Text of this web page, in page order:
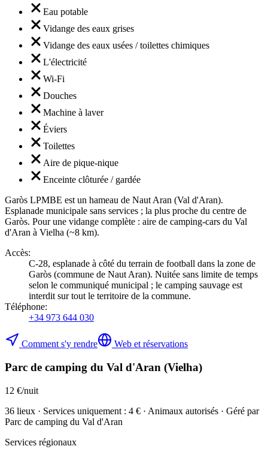
Eau potable
Vidange des eaux grises
Vidange des eaux usées / toilettes chimiques
L'électricité
Wi-Fi
Douches
Machine à laver
Éviers
Toilettes
Aire de pique-nique
Enceinte clôturée / gardée
Garòs LPMBE est un hameau de Naut Aran (Val d'Aran).
Esplanade municipale sans services ; la plus proche du centre de
Garòs. Pour une vidange complète : aire de camping-cars du Val
d'Aran à Vielha (~8 km).
Accès:
C-28, esplanade à côté du terrain de football dans la zone de
Garòs (commune de Naut Aran). Nuitée sans limite de temps
selon le communiqué municipal ; le camping sauvage est
interdit sur tout le territoire de la commune.
Téléphone:
+34 973 644 030
Comment s'y rendre Web et réservations
Parc de camping du Val d'Aran (Vielha)
12 €/nuit
36 lieux · Services uniquement : 4 € · Animaux autorisés · Géré par
Parc de camping du Val d'Aran
Services régionaux